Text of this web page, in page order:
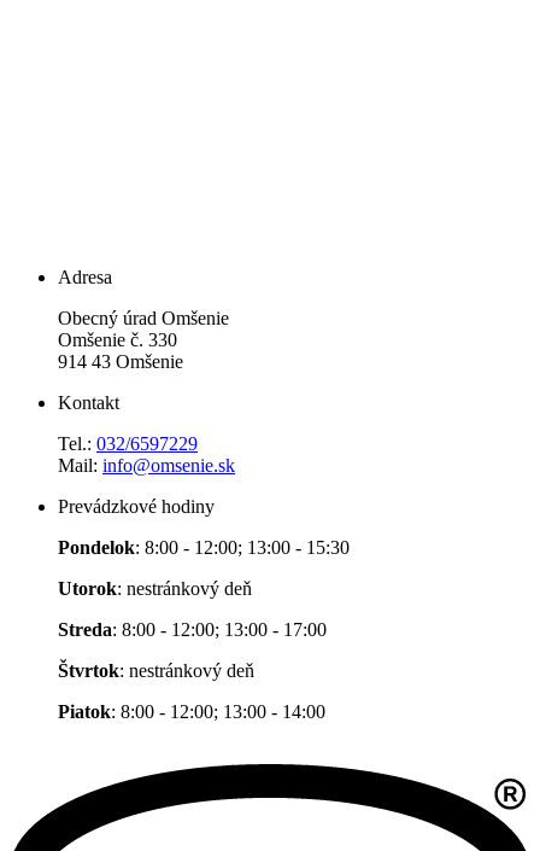
Adresa
Obecný úrad Omšenie
Omšenie č. 330
914 43 Omšenie
Kontakt
Tel.: 032/6597229
Mail: info@omsenie.sk
Prevádzkové hodiny
Pondelok: 8:00 - 12:00; 13:00 - 15:30
Utorok: nestránkový deň
Streda: 8:00 - 12:00; 13:00 - 17:00
Štvrtok: nestránkový deň
Piatok: 8:00 - 12:00; 13:00 - 14:00